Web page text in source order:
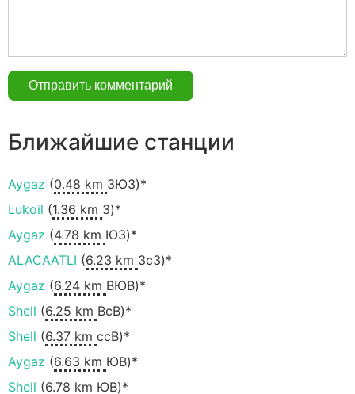
Ближайшие станции
Aygaz (0.48 km ЗЮЗ)*
Lukoil (1.36 km З)*
Aygaz (4.78 km ЮЗ)*
ALACAATLI (6.23 km ЗсЗ)*
Aygaz (6.24 km ВЮВ)*
Shell (6.25 km ВсВ)*
Shell (6.37 km ссВ)*
Aygaz (6.63 km ЮВ)*
Shell (6.78 km ЮВ)*